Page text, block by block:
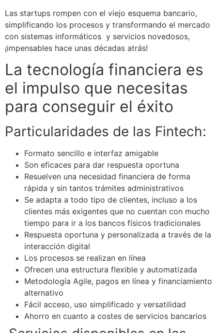
Las startups rompen con el viejo esquema bancario,
simplificando los procesos y transformando el mercado
con sistemas informáticos y servicios novedosos,
¡impensables hace unas décadas atrás!
La tecnología financiera es
el impulso que necesitas
para conseguir el éxito
Particularidades de las Fintech:
Formato sencillo e interfaz amigable
Son eficaces para dar respuesta oportuna
Resuelven una necesidad financiera de forma
rápida y sin tantos trámites administrativos
Se adapta a todo tipo de clientes, incluso a los
clientes más exigentes que no cuentan con mucho
tiempo para ir a los bancos físicos tradicionales
Respuesta oportuna y personalizada a través de la
interacción digital
Los procesos se realizan en línea
Ofrecen una estructura flexible y automatizada
Metodología Agile, pagos en línea y financiamiento
alternativo
Fácil acceso, uso simplificado y versatilidad
Ahorro en cuanto a costes de servicios bancarios